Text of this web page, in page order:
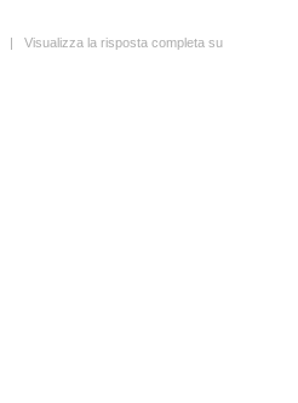
| Visualizza la risposta completa su